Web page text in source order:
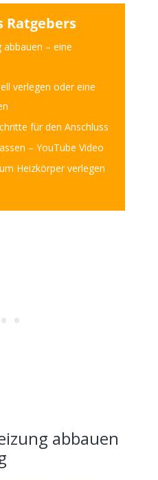
Ratgebers
abbauen – eine
verlegen oder eine
für den Anschluss
– YouTube Video
Heizkörper verlegen
abbauen